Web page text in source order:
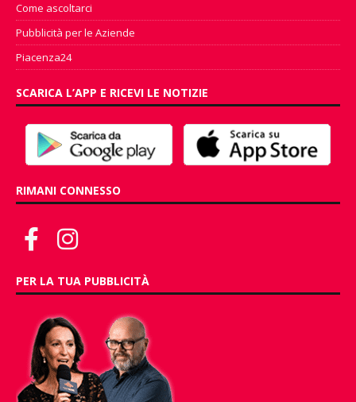
Come ascoltarci
Pubblicità per le Aziende
Piacenza24
SCARICA L’APP E RICEVI LE NOTIZIE
RIMANI CONNESSO
PER LA TUA PUBBLICITÀ